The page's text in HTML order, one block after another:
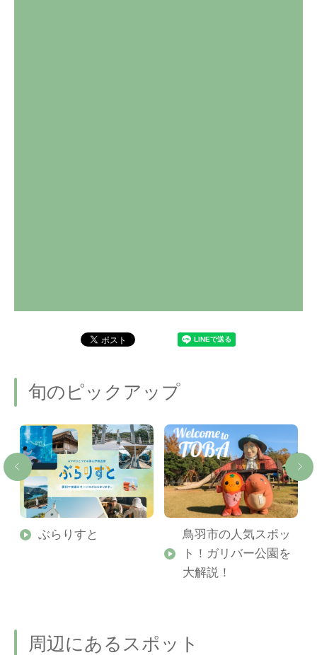
旬のピックアップ
ぶらりすと
鳥羽市の人気スポッ
ト！ガリバー公園を
大解説！
周辺にあるスポット